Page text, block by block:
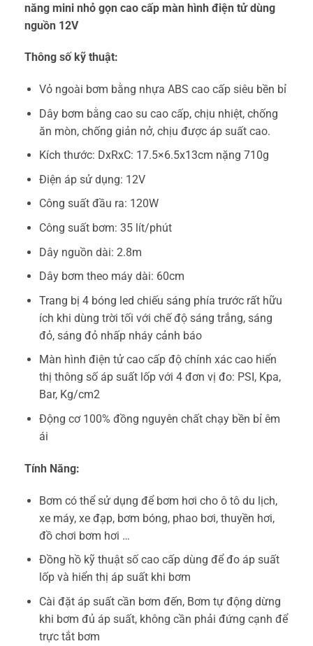
năng mini nhỏ gọn cao cấp màn hình điện tử dùng
nguồn 12V
Thông số kỹ thuật:
Vỏ ngoài bơm bằng nhựa ABS cao cấp siêu bền bỉ
Dây bơm bằng cao su cao cấp, chịu nhiệt, chống
ăn mòn, chống giản nở, chịu được áp suất cao.
Kích thước: DxRxC: 17.5×6.5x13cm nặng 710g
Điện áp sử dụng: 12V
Công suất đầu ra: 120W
Công suất bơm: 35 lít/phút
Dây nguồn dài: 2.8m
Dây bơm theo máy dài: 60cm
Trang bị 4 bóng led chiếu sáng phía trước rất hữu
ích khi dùng trời tối với chế độ sáng trắng, sáng
đỏ, sáng đỏ nhấp nháy cảnh báo
Màn hình điện tử cao cấp độ chính xác cao hiển
thị thông số áp suất lốp với 4 đơn vị đo: PSI, Kpa,
Bar, Kg/cm2
Động cơ 100% đồng nguyên chất chạy bền bỉ êm
ái
Tính Năng:
Bơm có thể sử dụng để bơm hơi cho ô tô du lịch,
xe máy, xe đạp, bơm bóng, phao bơi, thuyền hơi,
đồ chơi bơm hơi …
Đồng hồ kỹ thuật số cao cấp dùng để đo áp suất
lốp và hiển thị áp suất khi bơm
Cài đặt áp suất cần bơm đến, Bơm tự động dừng
khi bơm đủ áp suất, không cần phải đứng cạnh để
trực tắt bơm